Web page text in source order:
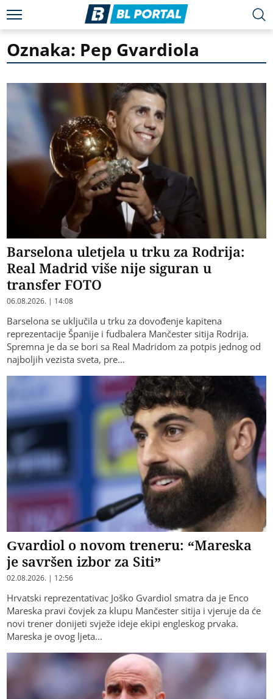
Oznaka: Pep Gvardiola
Barselona uletjela u trku za Rodrija:
Real Madrid više nije siguran u
transfer FOTO
06.08.2026. | 14:08
Barselona se uključila u trku za dovođenje kapitena
reprezentacije Španije i fudbalera Mančester sitija Rodrija.
Spremna je da se bori sa Real Madridom za potpis jednog od
najboljih vezista sveta, pre…
Gvardiol o novom treneru: “Mareska
je savršen izbor za Siti”
02.08.2026. | 12:56
Hrvatski reprezentativac Joško Gvardiol smatra da je Enco
Mareska pravi čovjek za klupu Mančester sitija i vjeruje da će
novi trener donijeti svježe ideje ekipi engleskog prvaka.
Mareska je ovog ljeta…